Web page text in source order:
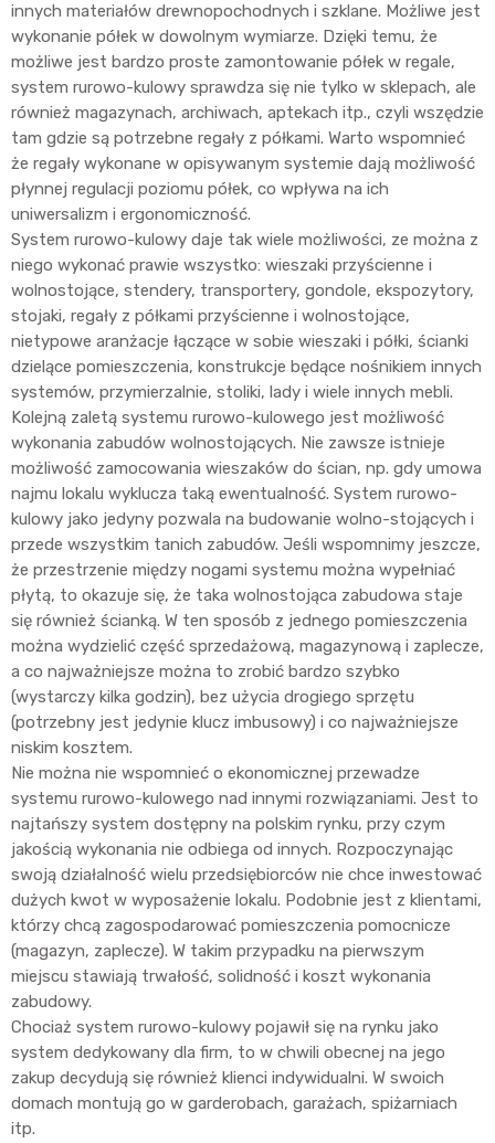
innych materiałów drewnopochodnych i szklane. Możliwe jest
wykonanie półek w dowolnym wymiarze. Dzięki temu, że
możliwe jest bardzo proste zamontowanie półek w regale,
system rurowo-kulowy sprawdza się nie tylko w sklepach, ale
również magazynach, archiwach, aptekach itp., czyli wszędzie
tam gdzie są potrzebne regały z półkami. Warto wspomnieć
że regały wykonane w opisywanym systemie dają możliwość
płynnej regulacji poziomu półek, co wpływa na ich
uniwersalizm i ergonomiczność.
System rurowo-kulowy daje tak wiele możliwości, ze można z
niego wykonać prawie wszystko: wieszaki przyścienne i
wolnostojące, stendery, transportery, gondole, ekspozytory,
stojaki, regały z półkami przyścienne i wolnostojące,
nietypowe aranżacje łączące w sobie wieszaki i półki, ścianki
dzielące pomieszczenia, konstrukcje będące nośnikiem innych
systemów, przymierzalnie, stoliki, lady i wiele innych mebli.
Kolejną zaletą systemu rurowo-kulowego jest możliwość
wykonania zabudów wolnostojących. Nie zawsze istnieje
możliwość zamocowania wieszaków do ścian, np. gdy umowa
najmu lokalu wyklucza taką ewentualność. System rurowo-
kulowy jako jedyny pozwala na budowanie wolno-stojących i
przede wszystkim tanich zabudów. Jeśli wspomnimy jeszcze,
że przestrzenie między nogami systemu można wypełniać
płytą, to okazuje się, że taka wolnostojąca zabudowa staje
się również ścianką. W ten sposób z jednego pomieszczenia
można wydzielić część sprzedażową, magazynową i zaplecze,
a co najważniejsze można to zrobić bardzo szybko
(wystarczy kilka godzin), bez użycia drogiego sprzętu
(potrzebny jest jedynie klucz imbusowy) i co najważniejsze
niskim kosztem.
Nie można nie wspomnieć o ekonomicznej przewadze
systemu rurowo-kulowego nad innymi rozwiązaniami. Jest to
najtańszy system dostępny na polskim rynku, przy czym
jakością wykonania nie odbiega od innych. Rozpoczynając
swoją działalność wielu przedsiębiorców nie chce inwestować
dużych kwot w wyposażenie lokalu. Podobnie jest z klientami,
którzy chcą zagospodarować pomieszczenia pomocnicze
(magazyn, zaplecze). W takim przypadku na pierwszym
miejscu stawiają trwałość, solidność i koszt wykonania
zabudowy.
Chociaż system rurowo-kulowy pojawił się na rynku jako
system dedykowany dla firm, to w chwili obecnej na jego
zakup decydują się również klienci indywidualni. W swoich
domach montują go w garderobach, garażach, spiżarniach
itp.